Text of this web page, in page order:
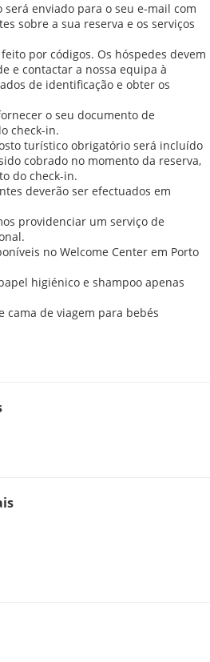
enviado para o seu e-mail com
sobre a sua reserva e os serviços
por códigos. Os hóspedes devem
e contactar a nossa equipa à
de identificação e obter os
o seu documento de
check-in.
turístico obrigatório será incluído
cobrado no momento da reserva,
do check-in.
deverão ser efectuados em
providenciar um serviço de
no Welcome Center em Porto
higiénico e shampoo apenas
cama de viagem para bebés